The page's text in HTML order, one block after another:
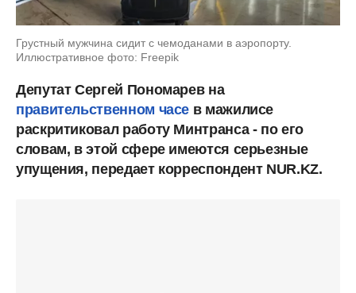
Грустный мужчина сидит с чемоданами в аэропорту.
Иллюстративное фото: Freepik
Депутат Сергей Пономарев на
правительственном часе в мажилисе
раскритиковал работу Минтранса - по его
словам, в этой сфере имеются серьезные
упущения, передает корреспондент NUR.KZ.